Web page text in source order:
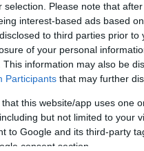
selection. Please note that
interest-based ads based
to third parties prior
of your personal
This information may also be
Participants that may further
that this website/app uses one
but not limited to your
to Google and its third-party
consent section.
április 12-i községtanácsi
országból, polgári
visszaállították a